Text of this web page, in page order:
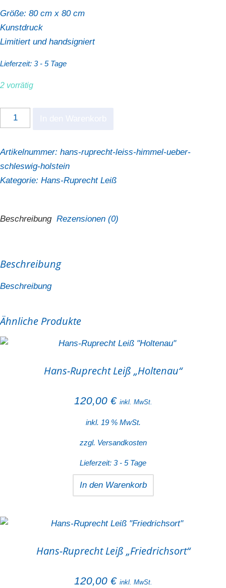
Größe: 80 cm x 80 cm
Kunstdruck
Limitiert und handsigniert
Lieferzeit: 3 - 5 Tage
2 vorrätig
Hans-
Ruprecht
"Himmel
über
Schleswig-
Menge
Artikelnummer: hans-ruprecht-leiss-himmel-ueber-
schleswig-holstein
Kategorie: Hans-Ruprecht Leiß
Beschreibung Rezensionen (0)
Beschreibung
Beschreibung
Ähnliche Produkte
Hans-Ruprecht Leiß „Holtenau“
120,00 € inkl. MwSt.
inkl. 19 % MwSt.
zzgl. Versandkosten
Lieferzeit: 3 - 5 Tage
In den Warenkorb
Hans-Ruprecht Leiß „Friedrichsort“
120,00 € inkl. MwSt.